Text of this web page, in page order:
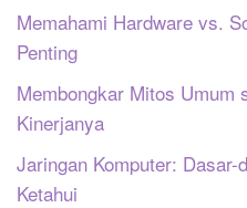
Memahami Hardware vs.
Penting
Membongkar Mitos Umum
Kinerjanya
Jaringan Komputer: Dasar-
Ketahui